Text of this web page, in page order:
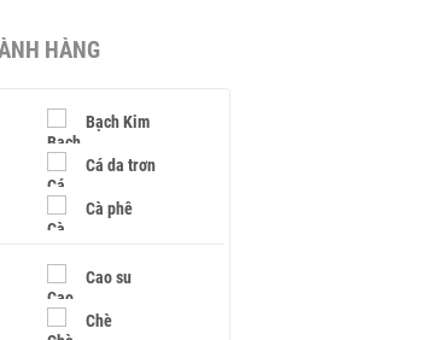
HÀNG
Bạch Kim
Cá da trơn
Cà phê
Cao su
Chè